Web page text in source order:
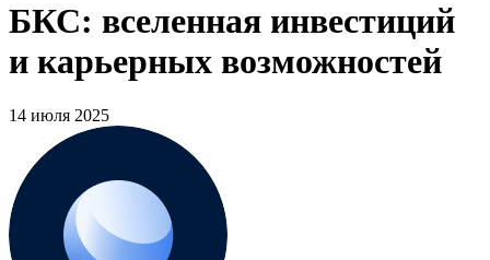
БКС: вселенная инвестиций
и карьерных возможностей
14 июля 2025